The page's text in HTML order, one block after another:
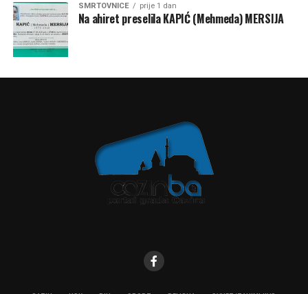
SMRTOVNICE prije 1 dan
Na ahiret preselila KAPIĆ (Mehmeda) MERSIJA